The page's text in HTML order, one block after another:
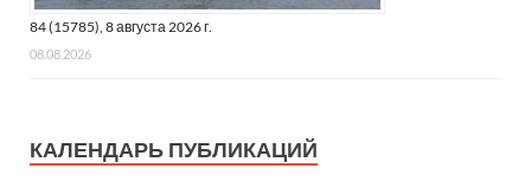
84 (15785), 8 августа 2026 г.
08.08.2026
КАЛЕНДАРЬ ПУБЛИКАЦИЙ